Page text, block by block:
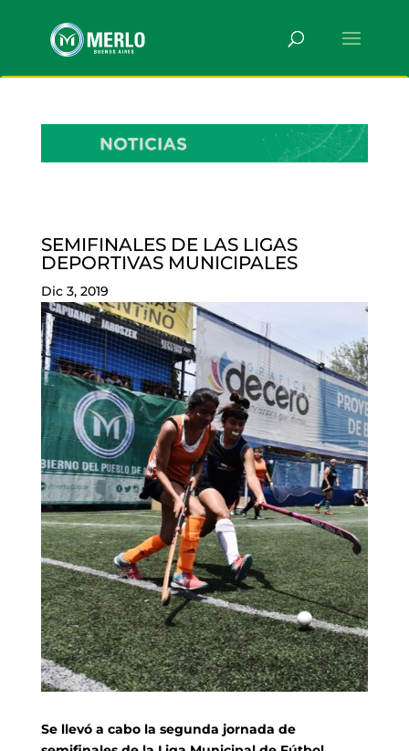
SEMIFINALES DE LAS LIGAS
DEPORTIVAS MUNICIPALES
Dic 3, 2019
Se llevó a cabo la segunda jornada de